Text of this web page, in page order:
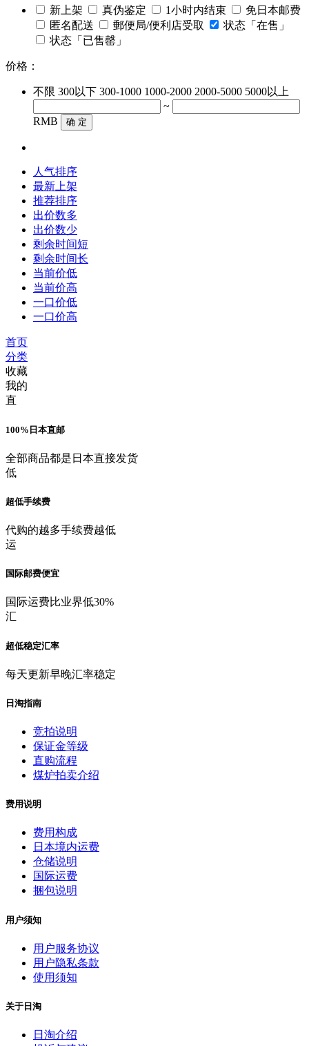
新上架 真伪鉴定 1小时内结束
免日本邮费
匿名配送
郵便局/便利店受取
状态「在售」
状态「已售罄」
价格：
不限 300以下 300-1000 1000-2000 2000-5000 5000以上
~
RMB
确 定
人气排序
最新上架
推荐排序
出价数多
出价数少
剩余时间短
剩余时间长
当前价低
当前价高
一口价低
一口价高
首页
分类
收藏
我的
直
100%日本直邮
全部商品都是日本直接发货
低
超低手续费
代购的越多手续费越低
运
国际邮费便宜
国际运费比业界低30%
汇
超低稳定汇率
每天更新早晚汇率稳定
日淘指南
竞拍说明
保证金等级
直购流程
煤炉拍卖介绍
费用说明
费用构成
日本境内运费
仓储说明
国际运费
捆包说明
用户须知
用户服务协议
用户隐私条款
使用须知
关于日淘
日淘介绍